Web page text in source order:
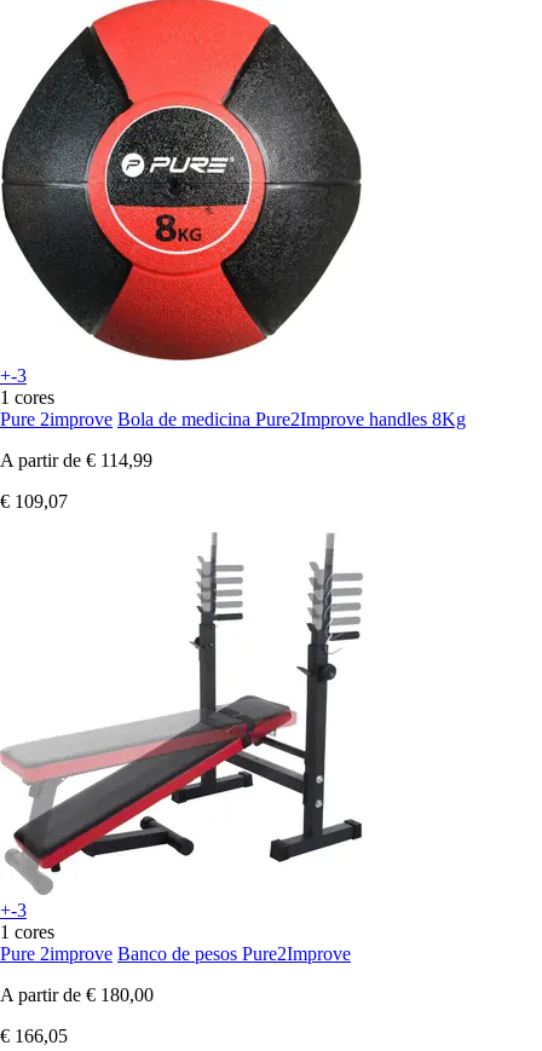
+-3
1 cores
Pure 2improve Bola de medicina Pure2Improve handles 8Kg
A partir de € 114,99
€ 109,07
+-3
1 cores
Pure 2improve Banco de pesos Pure2Improve
A partir de € 180,00
€ 166,05